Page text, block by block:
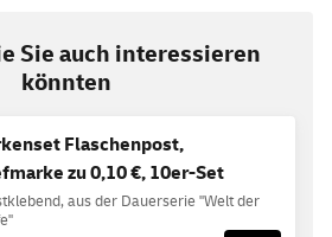
Sie auch interessieren
könnten
Flaschenpost,
zu 0,10 €, 10er-Set
aus der Dauerserie "Welt der